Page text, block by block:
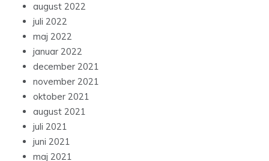
august 2022
juli 2022
maj 2022
januar 2022
december 2021
november 2021
oktober 2021
august 2021
juli 2021
juni 2021
maj 2021